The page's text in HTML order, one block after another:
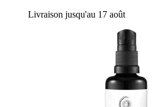
Livraison jusqu'au 17 août